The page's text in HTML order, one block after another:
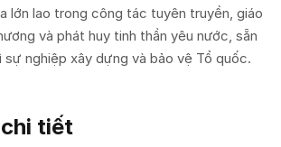
lớn lao trong công tác tuyên truyền, giáo
và phát huy tinh thần yêu nước, sẵn
sự nghiệp xây dựng và bảo vệ Tổ quốc.
tiết